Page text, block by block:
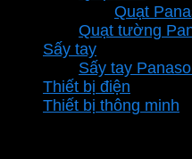
Quạt
Quạt tường
Sấy tay
Sấy tay
Thiết bị điện
Thiết bị thông minh